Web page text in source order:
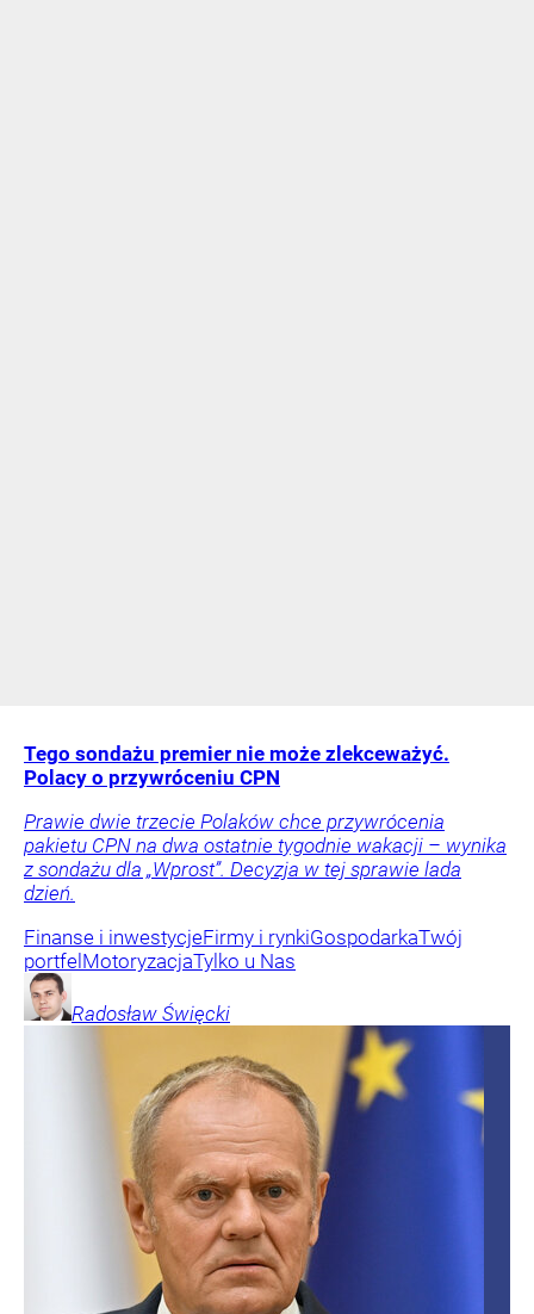
Tego sondażu premier nie może zlekceważyć.
Polacy o przywróceniu CPN
Prawie dwie trzecie Polaków chce przywrócenia
pakietu CPN na dwa ostatnie tygodnie wakacji – wynika
z sondażu dla „Wprost”. Decyzja w tej sprawie lada
dzień.
Finanse i inwestycjeFirmy i rynkiGospodarkaTwój
portfel MotoryzacjaTylko u Nas
Radosław Święcki